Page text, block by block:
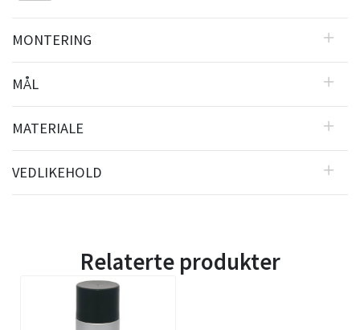
MONTERING
MÅL
MATERIALE
VEDLIKEHOLD
Relaterte produkter